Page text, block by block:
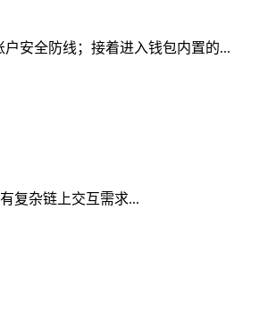
安全防线；接着进入钱包内置的...
复杂链上交互需求...